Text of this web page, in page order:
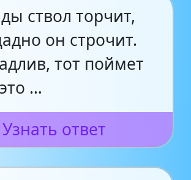
ствол торчит,
он строчит.
тот поймет
…
Узнать ответ